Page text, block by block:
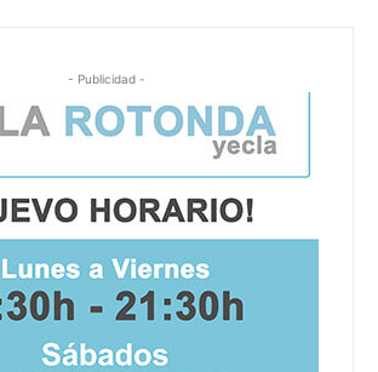
- Publicidad -